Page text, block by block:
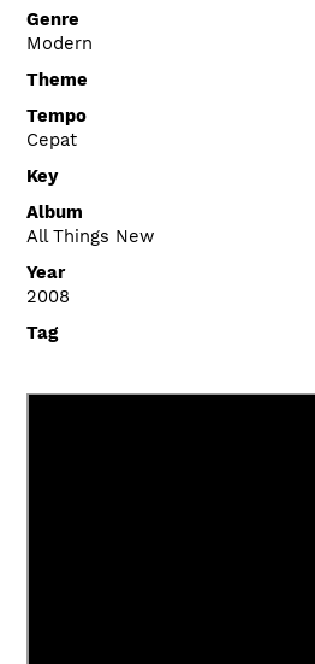
Genre
Modern
Theme
Tempo
Cepat
Key
Album
All Things New
Year
2008
Tag